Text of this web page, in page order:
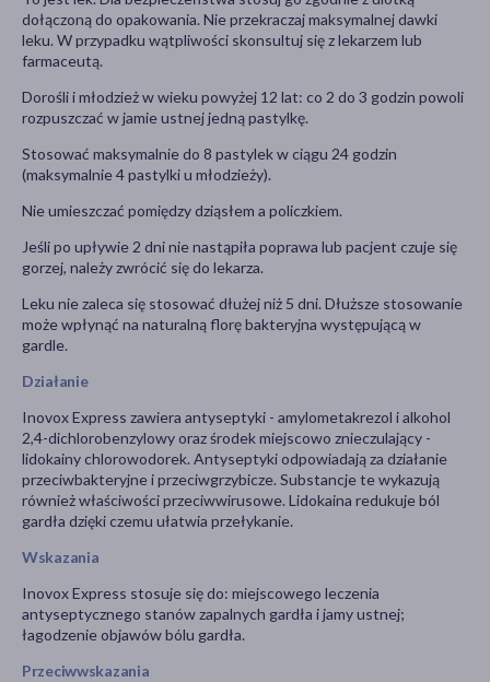
dołączoną do opakowania. Nie przekraczaj maksymalnej dawki
leku. W przypadku wątpliwości skonsultuj się z lekarzem lub
farmaceutą.
Dorośli i młodzież w wieku powyżej 12 lat: co 2 do 3 godzin powoli
rozpuszczać w jamie ustnej jedną pastylkę.
Stosować maksymalnie do 8 pastylek w ciągu 24 godzin
(maksymalnie 4 pastylki u młodzieży).
Nie umieszczać pomiędzy dziąsłem a policzkiem.
Jeśli po upływie 2 dni nie nastąpiła poprawa lub pacjent czuje się
gorzej, należy zwrócić się do lekarza.
Leku nie zaleca się stosować dłużej niż 5 dni. Dłuższe stosowanie
może wpłynąć na naturalną florę bakteryjna występującą w
gardle.
Działanie
Inovox Express zawiera antyseptyki - amylometakrezol i alkohol
2,4-dichlorobenzylowy oraz środek miejscowo znieczulający -
lidokainy chlorowodorek. Antyseptyki odpowiadają za działanie
przeciwbakteryjne i przeciwgrzybicze. Substancje te wykazują
również właściwości przeciwwirusowe. Lidokaina redukuje ból
gardła dzięki czemu ułatwia przełykanie.
Wskazania
Inovox Express stosuje się do: miejscowego leczenia
antyseptycznego stanów zapalnych gardła i jamy ustnej;
łagodzenie objawów bólu gardła.
Przeciwwskazania